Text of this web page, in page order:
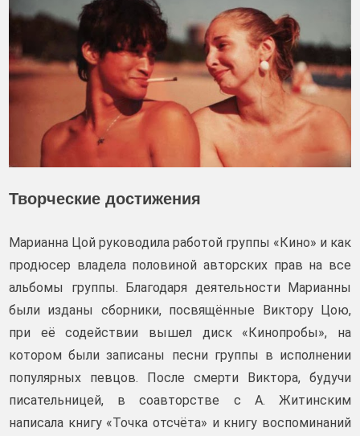
Творческие достижения
Марианна Цой руководила работой группы «Кино» и как
продюсер владела половиной авторских прав на все
альбомы группы. Благодаря деятельности Марианны
были изданы сборники, посвящённые Виктору Цою,
при её содействии вышел диск «Кинопробы», на
котором были записаны песни группы в исполнении
популярных певцов. После смерти Виктора, будучи
писательницей, в соавторстве с А. Житинским
написала книгу «Точка отсчёта» и книгу воспоминаний